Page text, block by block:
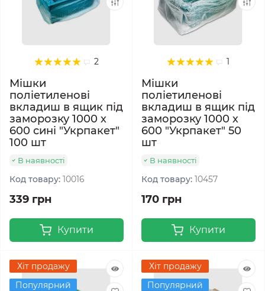
2
Мішки
поліетиленові
вкладиш в ящик під
заморозку 1000 х
600 сині "Укрпакет"
100 шт
В наявності
Код товару: 10016
339 грн
Купити
1
Мішки
поліетиленові
вкладиш в ящик під
заморозку 1000 х
600 "Укрпакет" 50
шт
В наявності
Код товару: 10457
170 грн
Купити
Хіт продажу
Популярний
Хіт продажу
Популярний